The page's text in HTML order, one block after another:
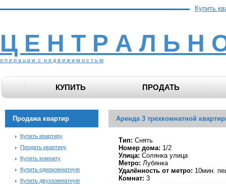
Купить
Ц Е Н Т Р А Л Ь Н
о п е р а ц и и с н е д в и ж и м о с т ь ю
КУПИТЬ ПРОДАТЬ
Продажа квартир
Купить квартиру
Продать квартиру
Купить комнату
Купить однокомнатную
Купить двухкомнатную
Аренда 3 трехкомнатной
Тип: Снять
Номер дома: 1/2
Улица: Солянка улица
Метро: Лубянка
Удалённость от метро: 10мин.
Комнат: 3